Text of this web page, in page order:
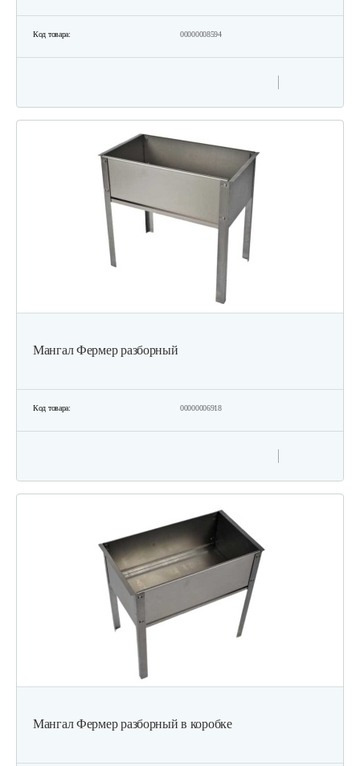
Код товара: 00000008594
Мангал Фермер разборный
Код товара: 00000006918
Мангал Фермер разборный в коробке